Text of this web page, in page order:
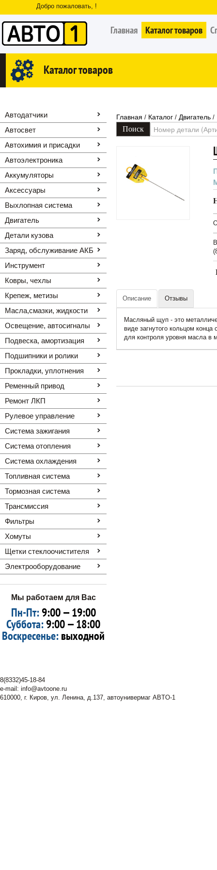
Добро пожаловать, !
Главная Каталог товаров
Каталог товаров
Автодатчики
Автосвет
Автохимия и присадки
Автоэлектроника
Аккумуляторы
Аксессуары
Выхлопная система
Двигатель
Детали кузова
Заряд, обслуживание АКБ
Инструмент
Ковры, чехлы
Крепеж, метизы
Масла,смазки, жидкости
Освещение, автоcигналы
Подвеска, амортизация
Подшипники и ролики
Прокладки, уплотнения
Ременный привод
Ремонт ЛКП
Рулевое управление
Система зажигания
Система отопления
Система охлаждения
Топливная система
Тормозная система
Трансмиссия
Фильтры
Хомуты
Щетки стеклоочистителя
Электрооборудование
Мы работаем для Вас
Пн-Пт:9:00 — 19:00
Суббота:9:00 — 18:00
Воскресенье:выходной
Главная / Каталог / Двигатель /
Описание Отзывы
Масляный щуп - это
виде загнутого кольцом
для контроля уровня масла в
8(8332)45-18-84
e-mail: info@avtoone.ru
610000, г. Киров, ул. Ленина, д.137, автоунивермаг ABTO-1